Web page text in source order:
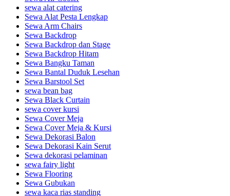
sewa alat catering
Sewa Alat Pesta Lengkap
Sewa Arm Chairs
Sewa Backdrop
Sewa Backdrop dan Stage
Sewa Backdrop Hitam
Sewa Bangku Taman
Sewa Bantal Duduk Lesehan
Sewa Barstool Set
sewa bean bag
Sewa Black Curtain
sewa cover kursi
Sewa Cover Meja
Sewa Cover Meja & Kursi
Sewa Dekorasi Balon
Sewa Dekorasi Kain Serut
Sewa dekorasi pelaminan
sewa fairy light
Sewa Flooring
Sewa Gubukan
sewa kaca rias standing